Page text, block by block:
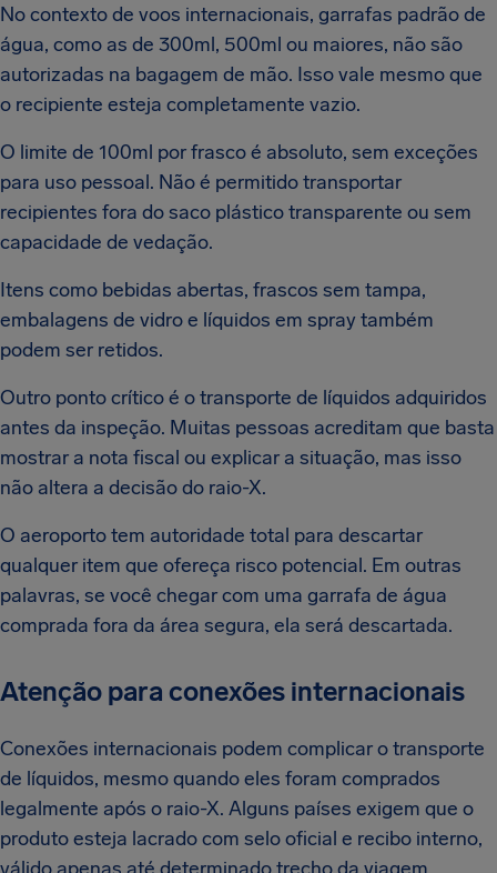
No contexto de voos internacionais, garrafas padrão de
água, como as de 300ml, 500ml ou maiores, não são
autorizadas na bagagem de mão. Isso vale mesmo que
o recipiente esteja completamente vazio.
O limite de 100ml por frasco é absoluto, sem exceções
para uso pessoal. Não é permitido transportar
recipientes fora do saco plástico transparente ou sem
capacidade de vedação.
Itens como bebidas abertas, frascos sem tampa,
embalagens de vidro e líquidos em spray também
podem ser retidos.
Outro ponto crítico é o transporte de líquidos adquiridos
antes da inspeção. Muitas pessoas acreditam que basta
mostrar a nota fiscal ou explicar a situação, mas isso
não altera a decisão do raio-X.
O aeroporto tem autoridade total para descartar
qualquer item que ofereça risco potencial. Em outras
palavras, se você chegar com uma garrafa de água
comprada fora da área segura, ela será descartada.
Atenção para conexões internacionais
Conexões internacionais podem complicar o transporte
de líquidos, mesmo quando eles foram comprados
legalmente após o raio-X. Alguns países exigem que o
produto esteja lacrado com selo oficial e recibo interno,